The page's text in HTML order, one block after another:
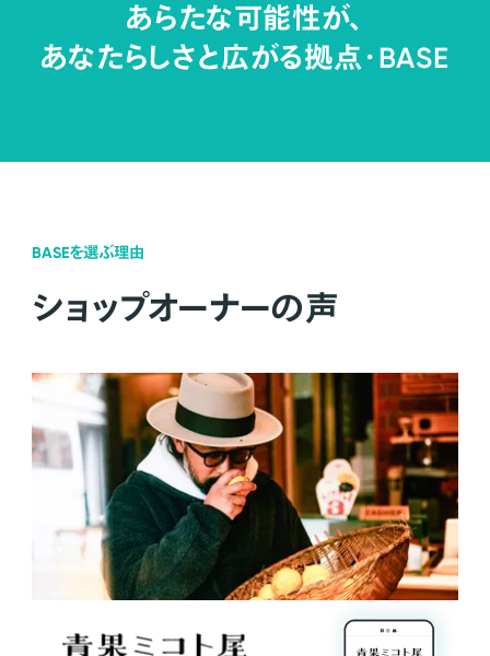
あらたな可能性が、
あなたらしさと広がる拠点・BASE
BASEを選ぶ理由
ショップオーナーの声